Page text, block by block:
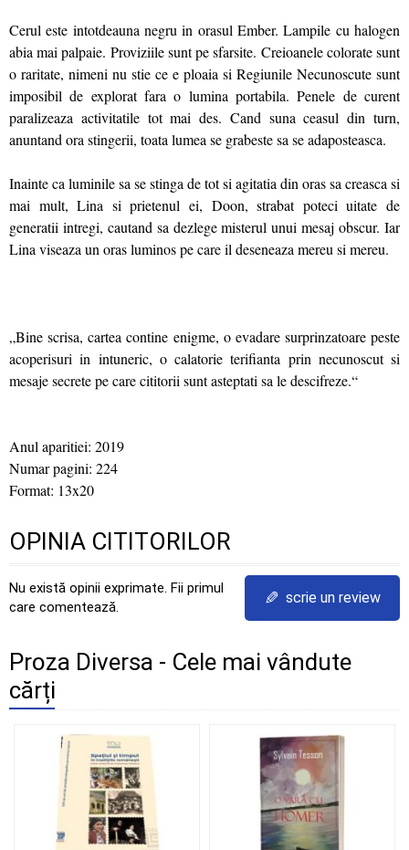
Cerul este intotdeauna negru in orasul Ember. Lampile cu halogen
abia mai palpaie. Proviziile sunt pe sfarsite. Creioanele colorate sunt
o raritate, nimeni nu stie ce e ploaia si Regiunile Necunoscute sunt
imposibil de explorat fara o lumina portabila. Penele de curent
paralizeaza activitatile tot mai des. Cand suna ceasul din turn,
anuntand ora stingerii, toata lumea se grabeste sa se adaposteasca.
Inainte ca luminile sa se stinga de tot si agitatia din oras sa creasca si
mai mult, Lina si prietenul ei, Doon, strabat poteci uitate de
generatii intregi, cautand sa dezlege misterul unui mesaj obscur. Iar
Lina viseaza un oras luminos pe care il deseneaza mereu si mereu.
„Bine scrisa, cartea contine enigme, o evadare surprinzatoare peste
acoperisuri in intuneric, o calatorie terifianta prin necunoscut si
mesaje secrete pe care cititorii sunt asteptati sa le descifreze.“
Anul aparitiei: 2019
Numar pagini: 224
Format: 13x20
OPINIA CITITORILOR
Nu există opinii exprimate. Fii primul
care comentează.
✎ scrie un review
Proza Diversa - Cele mai vândute
cărți